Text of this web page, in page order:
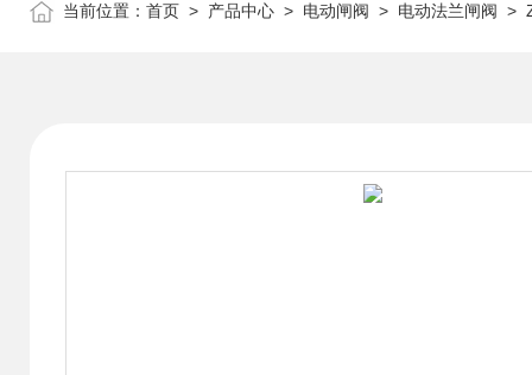
当前位置： 首页 > 产品中心 > 电动闸阀 > 电动法兰闸阀 >